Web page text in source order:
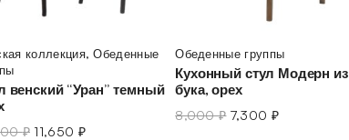
коллекция,Обеденные
венский “Уран” темный
₽ 11,650 ₽
Обеденные группы
Кухонный стул Модерн из
бука, орех
8,000₽ 7,300 ₽